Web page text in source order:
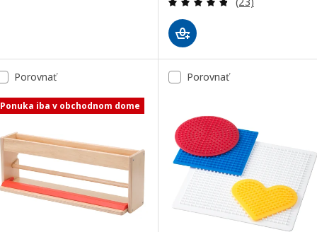
Porovnať
Ponuka iba v obchodnom dome
Porovnať